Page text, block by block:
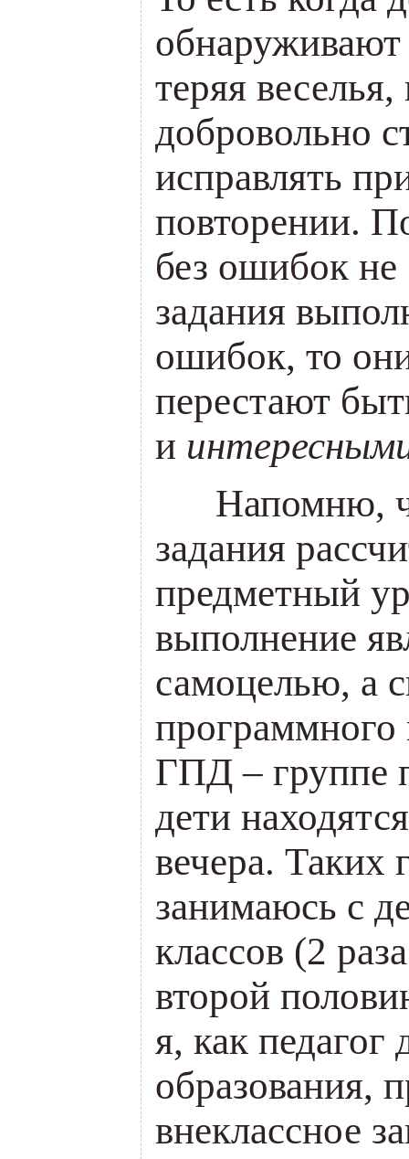
обнаруживают
теряя
добровольно
исправлять
повторении.
без ошибок не
задания
ошибок, то
перестают
и
Напомню,
задания
предметный
выполнение
самоцелью, а
программного
ГПД – группе
дети
вечера. Таких
занимаюсь с
классов (2
второй
я, как педагог
образования,
внеклассное